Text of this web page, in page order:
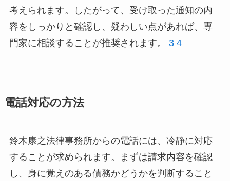
考えられます。したがって、受け取った通知の内
容をしっかりと確認し、疑わしい点があれば、専
門家に相談することが推奨されます。 3 4
電話対応の方法
鈴木康之法律事務所からの電話には、冷静に対応
することが求められます。まずは請求内容を確認
し、身に覚えのある債務かどうかを判断すること